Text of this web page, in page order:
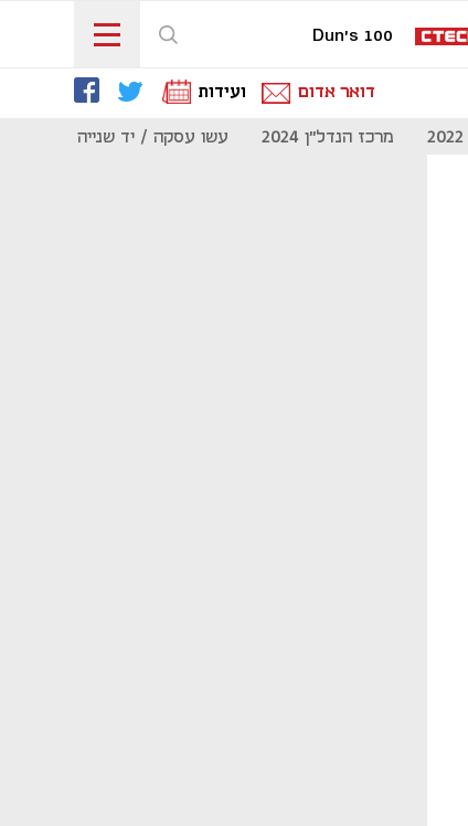
Dun's 100
דואר אדום ועידות
מרכז הנדל"ן 2024 עשו עסקה / יד שנייה